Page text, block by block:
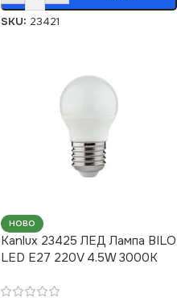
SKU: 23421
НОВО
Kanlux 23425 ЛЕД Лампа BILO
LED E27 220V 4.5W 3000K